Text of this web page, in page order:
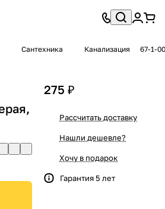
Сантехника Канализация 67-1-
275 ₽
Рассчитать доставку
Нашли дешевле?
Хочу в подарок
Гарантия 5 лет